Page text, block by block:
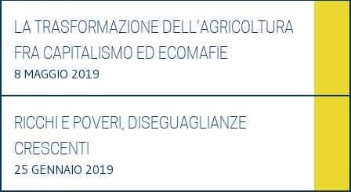
LA TRASFORMAZIONE DELL’AGRICOLTURA
FRA CAPITALISMO ED ECOMAFIE
8 MAGGIO 2019
RICCHI E POVERI, DISEGUAGLIANZE
CRESCENTI
25 GENNAIO 2019